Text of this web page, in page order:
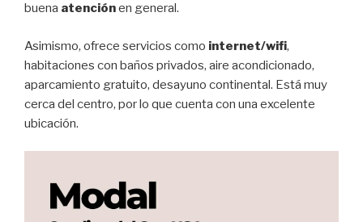
buena atenciónen general.
Asimismo, ofrece servicios como internet/wifi,
habitaciones con baños privados, aire acondicionado,
aparcamiento gratuito, desayuno continental. Está muy
cerca del centro, por lo que cuenta con una excelente
ubicación.